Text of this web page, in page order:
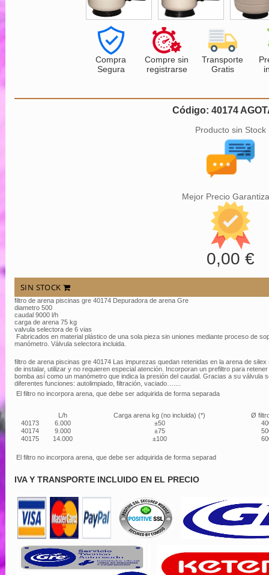
Compra
Segura
Compre sin
registrarse
Transporte
Gratis
Código: 40174
Producto sin Stock
Mejor Precio
0,00 €
SIN STOCK
filtro de arena piscinas gre 40174 Depuradora de arena Gre
diametro 500
caudal 9000 l/h
carga de arena 75 kg
valvula selectora de 6 vias
Fabricados en material plástico de una sola pieza sin uniones mediante proceso de
manómetro. Válvula selectora incluida.
filtro de arena piscinas gre 40174 Las impurezas quedan retenidas en la arena de
de instalar, utilizar y no requieren especial atención. Incorporan un prefiltro para
bomba así como un manómetro que indica la presión del caudal. Gracias a su válvula
diferentes funciones: autolimpiado, filtración, vaciado…....
El filtro no incorpora arena, que debe ser adquirida de forma separada
L/h Carga arena kg (no incluida) (*)
Ø
40173
6.000 ±50
40174
9.000 ±75
40175
14.000 ±100
El filtro no incorpora arena, que debe ser adquirida de forma separad
IVA Y TRANSPORTE INCLUIDO EN EL PRECIO